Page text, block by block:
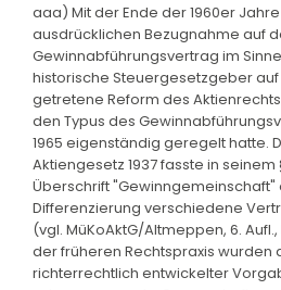
aaa) Mit der Ende der 1960er
ausdrücklichen Bezugnahme auf
Gewinnabführungsvertrag im
historische Steuergesetzgeber auf
getretene Reform des
den Typus des
1965 eigenständig geregelt hatte.
Aktiengesetz 1937 fasste in
Überschrift "Gewinngemeinschaft"
Differenzierung verschiedene
(vgl. MüKoAktG/Altmeppen, 6. Aufl.,
der früheren Rechtspraxis wurden
richterrechtlich entwickelter